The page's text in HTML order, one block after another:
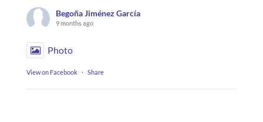
Begoña Jiménez García
9 months ago
Photo
View on Facebook · Share